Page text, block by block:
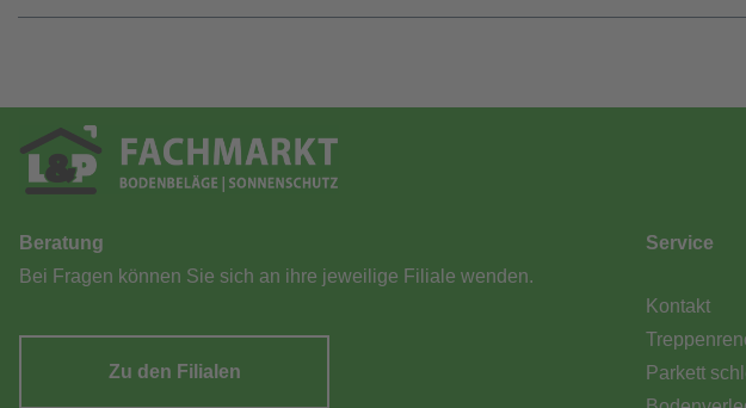
Beratung
Bei Fragen können Sie sich an ihre jeweilige Filiale wenden.
Zu den Filialen
Service
Kontakt
Parkett